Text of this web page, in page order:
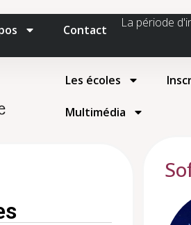
Contact La période
Les écoles
Multimédia